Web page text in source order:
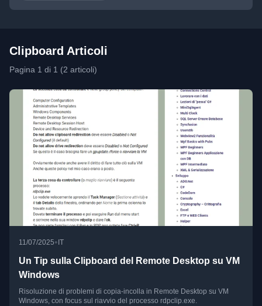
Clipboard Articoli
Pagina 1 di 1 (2 articoli)
11/07/2025• IT
Un Tip sulla Clipboard del Remote Desktop su VM
Windows
Risoluzione di problemi di copia-incolla in Remote Desktop su VM
Windows, con focus sul riavvio del processo rdpclip.exe.